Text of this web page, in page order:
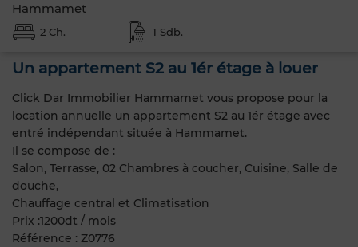
Hammamet
2 Ch. 1 Sdb.
Un appartement S2 au 1ér étage à louer
Click Dar Immobilier Hammamet vous propose pour la
location annuelle un appartement S2 au 1ér étage avec
entré indépendant située à Hammamet.
Il se compose de :
Salon, Terrasse, 02 Chambres à coucher, Cuisine, Salle de
douche,
Chauffage central et Climatisation
Prix :1200dt / mois
Référence : Z0776